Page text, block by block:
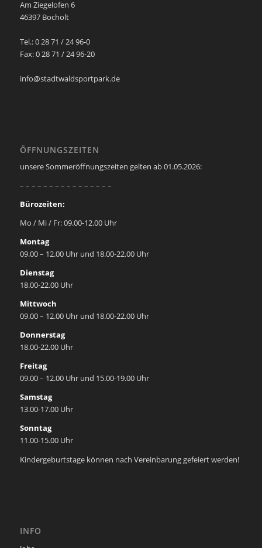
Am Ziegelofen 6
46397 Bocholt
Tel.: 0 28 71 / 24 96-0
Fax: 0 28 71 / 24 96-20
info@stadtwaldsportpark.de
ÖFFNUNGSZEITEN
unsere Sommeröffnungszeiten gelten ab 01.05.2026:
– – – – – – – – – – – – – – – –
Bürozeiten:
Mo / Mi / Fr: 09.00-12.00 Uhr
Montag
09.00 – 12.00 Uhr und 18.00-22.00 Uhr
Dienstag
18.00-22.00 Uhr
Mittwoch
09.00 – 12.00 Uhr und 18.00-22.00 Uhr
Donnerstag
18.00-22.00 Uhr
Freitag
09.00 – 12.00 Uhr und 15.00-19.00 Uhr
Samstag
13.00-17.00 Uhr
Sonntag
11.00-15.00 Uhr
Kindergeburtstage können nach Vereinbarung gefeiert werden!
INFO